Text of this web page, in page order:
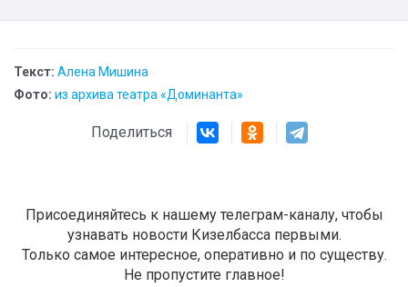
Текст: Алена Мишина
Фото: из архива театра «Доминанта»
Поделиться
Присоединяйтесь к нашему телеграм-каналу, чтобы
узнавать новости Кизелбасса первыми.
Только самое интересное, оперативно и по существу.
Не пропустите главное!